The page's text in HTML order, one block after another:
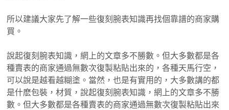
所以建議大家先了解一些復刻腕表知識再找個靠譜的商家購
買。
說起復刻腕表知識，網上的文章多不勝數。但大多數都是各
種賣表的商家通過無數次復製粘貼出來的，各種天馬行空，
可以說是越看越糊塗。當然，也是有實用的，大多數講的都
是什麽包裝，材質，說起復刻腕表知識，網上的文章多不勝
數。但大多數都是各種賣表的商家通過無數次復製粘貼出來